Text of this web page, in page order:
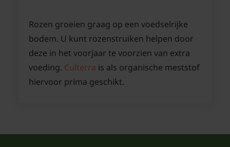
Rozen groeien graag op een voedselrijke
bodem. U kunt rozenstruiken helpen door
deze in het voorjaar te voorzien van extra
voeding. Culterra is als organische meststof
hiervoor prima geschikt.